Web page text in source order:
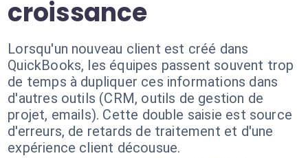
croissance
Lorsqu'un nouveau client est créé dans
QuickBooks, les équipes passent souvent trop
de temps à dupliquer ces informations dans
d'autres outils (CRM, outils de gestion de
projet, emails). Cette double saisie est source
d'erreurs, de retards de traitement et d'une
expérience client décousue.